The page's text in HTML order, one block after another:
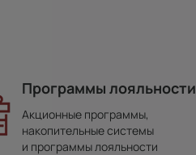
Программы лояльности
Акционные программы,
накопительные системы
и программы лояльности